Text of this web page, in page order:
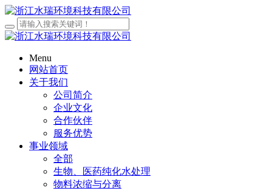
Menu
网站首页
关于我们
公司简介
企业文化
合作伙伴
服务优势
事业领域
全部
生物、医药纯化水处理
物料浓缩与分离